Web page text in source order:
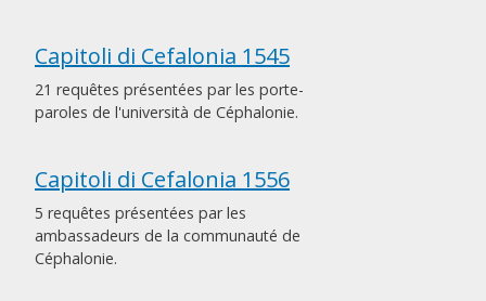
Capitoli di Cefalonia 1545
21 requêtes présentées par les porte-
paroles de l'università de Céphalonie.
Capitoli di Cefalonia 1556
5 requêtes présentées par les
ambassadeurs de la communauté de
Céphalonie.